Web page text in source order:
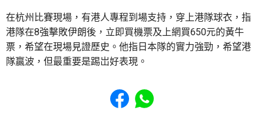
在杭州比賽現場，有港人專程到場支持，穿上港隊球衣，指
港隊在8強擊敗伊朗後，立即買機票及上網買650元的黃牛
票，希望在現場見證歷史。他指日本隊的實力強勁，希望港
隊贏波，但最重要是踢岀好表現。
Share to Facebook
Share to WhatsApp